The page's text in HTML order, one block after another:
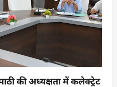
की अध्यक्षता में कलेक्ट्रेट